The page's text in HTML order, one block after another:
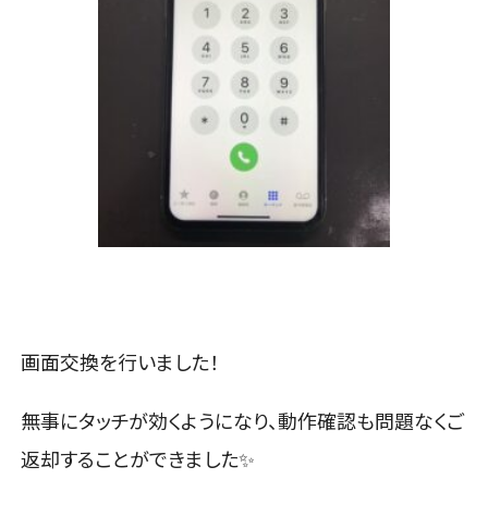
画面交換を行いました！
無事にタッチが効くようになり、動作確認も問題なくご
返却することができました✨